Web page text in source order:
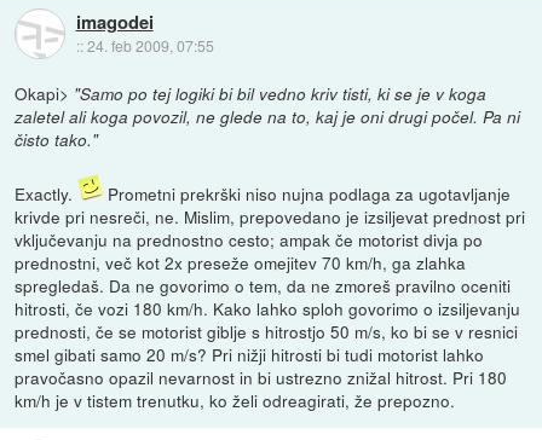
imagodei
::24. feb 2009, 07:55
Okapi> "Samo po tej logiki bi bil vedno kriv tisti, ki se je v koga
zaletel ali koga povozil, ne glede na to, kaj je oni drugi počel. Pa ni
čisto tako."
Exactly.
Prometni prekrški niso nujna podlaga za ugotavljanje
krivde pri nesreči, ne. Mislim, prepovedano je izsiljevat prednost pri
vključevanju na prednostno cesto; ampak če motorist divja po
prednostni, več kot 2x preseže omejitev 70 km/h, ga zlahka
spregledaš. Da ne govorimo o tem, da ne zmoreš pravilno oceniti
hitrosti, če vozi 180 km/h. Kako lahko sploh govorimo o izsiljevanju
prednosti, če se motorist giblje s hitrostjo 50 m/s, ko bi se v resnici
smel gibati samo 20 m/s? Pri nižji hitrosti bi tudi motorist lahko
pravočasno opazil nevarnost in bi ustrezno znižal hitrost. Pri 180
km/h je v tistem trenutku, ko želi odreagirati, že prepozno.